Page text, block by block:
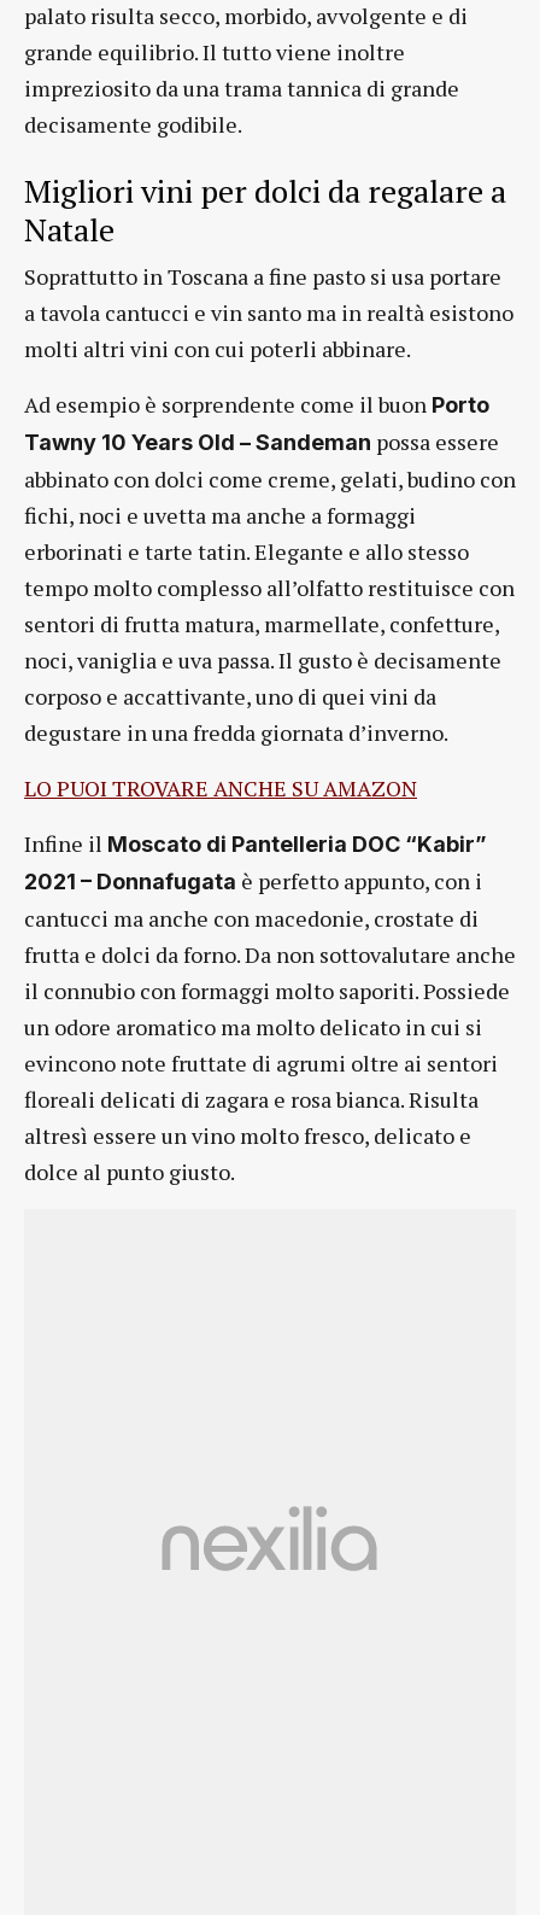
palato risulta secco, morbido, avvolgente e di
grande equilibrio. Il tutto viene inoltre
impreziosito da una trama tannica di grande
decisamente godibile.
Migliori vini per dolci da regalare a
Natale
Soprattutto in Toscana a fine pasto si usa portare
a tavola cantucci e vin santo ma in realtà esistono
molti altri vini con cui poterli abbinare.
Ad esempio è sorprendente come il buon Porto
Tawny 10 Years Old – Sandeman possa essere
abbinato con dolci come creme, gelati, budino con
fichi, noci e uvetta ma anche a formaggi
erborinati e tarte tatin. Elegante e allo stesso
tempo molto complesso all’olfatto restituisce con
sentori di frutta matura, marmellate, confetture,
noci, vaniglia e uva passa. Il gusto è decisamente
corposo e accattivante, uno di quei vini da
degustare in una fredda giornata d’inverno.
LO PUOI TROVARE ANCHE SU AMAZON
Infine il Moscato di Pantelleria DOC “Kabir”
2021 – Donnafugata è perfetto appunto, con i
cantucci ma anche con macedonie, crostate di
frutta e dolci da forno. Da non sottovalutare anche
il connubio con formaggi molto saporiti. Possiede
un odore aromatico ma molto delicato in cui si
evincono note fruttate di agrumi oltre ai sentori
floreali delicati di zagara e rosa bianca. Risulta
altresì essere un vino molto fresco, delicato e
dolce al punto giusto.